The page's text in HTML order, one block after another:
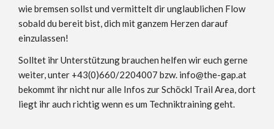
wie bremsen sollst und vermittelt dir unglaublichen Flow
sobald du bereit bist, dich mit ganzem Herzen darauf
einzulassen!
Solltet ihr Unterstützung brauchen helfen wir euch gerne
weiter, unter +43(0)660/2204007 bzw. info@the-gap.at
bekommt ihr nicht nur alle Infos zur Schöckl Trail Area, dort
liegt ihr auch richtig wenn es um Techniktraining geht.